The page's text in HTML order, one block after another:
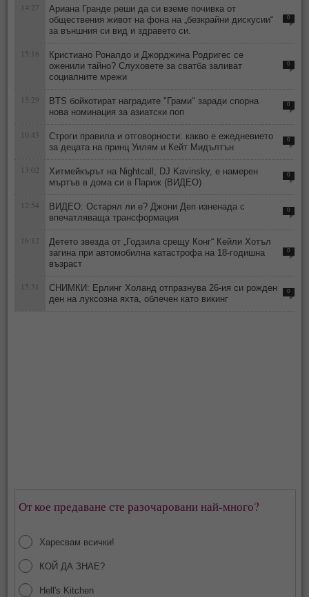
14:27
Ариана Гранде реши да си вземе почивка от
обществения живот на фона на „безкрайни дискусии“
за външния си вид и здравето си.
0
15:16
Кристиано Роналдо и Джорджина Родригес се
оженили тайно? Слуховете за сватба заливат
социалните мрежи
0
15:29
BTS бойкотират наградите "Грами" заради спорна
нова номинация за азиатски поп
0
10:43
Строги правила и отговорности: какво е ежедневието
за децата на принц Уилям и Кейт Мидълтън
0
13:02
Хитмейкърът на Nightcall, DJ Kavinsky, е намерен
мъртъв в дома си в Париж (ВИДЕО)
0
12:54
ВИДЕО: Остарял ли е? Джони Деп изненада с
впечатляваща трансформация
0
16:12
Детето звезда от „Годзила срещу Конг“ Кейли Хотъл
загина при автомобилна катастрофа на 18-годишна
възраст
0
15:31
СНИМКИ: Ерлинг Холанд отпразнува 26-ия си рожден
ден на луксозна яхта, облечен като викинг
0
От кое предаване сте разочаровани най-много?
Харесвам всички!
КОЙ ДА ЗНАЕ?
Hell's Kitchen